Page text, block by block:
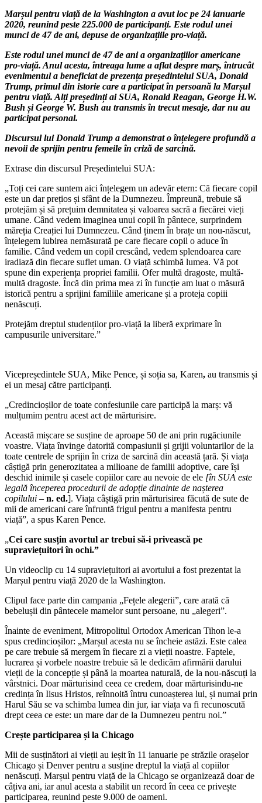
Marșul pentru viață de la Washington a avut loc pe 24 ianuarie
2020, reunind peste 225.000 de participanți. Este rodul unei
munci de 47 de ani, depuse de organizațiile pro-viață.
Este rodul unei munci de 47 de ani a organizațiilor americane
pro-viață. Anul acesta, întreaga lume a aflat despre marș, întrucât
evenimentul a beneficiat de prezența președintelui SUA, Donald
Trump, primul din istorie care a participat în persoană la Marșul
pentru viață. Alți președinți ai SUA, Ronald Reagan, George H.W.
Bush și George W. Bush au transmis în trecut mesaje, dar nu au
participat personal.
Discursul lui Donald Trump a demonstrat o înțelegere profundă a
nevoii de sprijin pentru femeile în criză de sarcină.
Extrase din discursul Președintelui SUA:
„Toți cei care suntem aici înțelegem un adevăr etern: Că fiecare copil
este un dar prețios și sfânt de la Dumnezeu. Împreună, trebuie să
protejăm și să prețuim demnitatea și valoarea sacră a fiecărei vieți
umane. Când vedem imaginea unui copil în pântece, surprindem
măreția Creației lui Dumnezeu. Când ținem în brațe un nou-născut,
înțelegem iubirea nemăsurată pe care fiecare copil o aduce în
familie. Când vedem un copil crescând, vedem splendoarea care
iradiază din fiecare suflet uman. O viață schimbă lumea. Vă pot
spune din experiența propriei familii. Ofer multă dragoste, multă-
multă dragoste. Încă din prima mea zi în funcție am luat o măsură
istorică pentru a sprijini familiile americane și a proteja copiii
nenăscuți.
Protejăm dreptul studenților pro-viață la liberă exprimare în
campusurile universitare.”
Vicepreședintele SUA, Mike Pence, și soția sa, Karen, au transmis și
ei un mesaj către participanți.
„Credincioșilor de toate confesiunile care participă la marș: vă
mulțumim pentru acest act de mărturisire.
Această mișcare se susține de aproape 50 de ani prin rugăciunile
voastre. Viața învinge datorită compasiunii și grijii voluntarilor de la
toate centrele de sprijin în criza de sarcină din această țară. Și viața
câștigă prin generozitatea a milioane de familii adoptive, care își
deschid inimile și casele copiilor care au nevoie de ele [în SUA este
legală începerea procedurii de adopție dinainte de nașterea
copilului – n. ed.]. Viața câștigă prin mărturisirea făcută de sute de
mii de americani care înfruntă frigul pentru a manifesta pentru
viață”, a spus Karen Pence.
„Cei care susțin avortul ar trebui să-i privească pe
supraviețuitori în ochi.”
Un videoclip cu 14 supraviețuitori ai avortului a fost prezentat la
Marșul pentru viață 2020 de la Washington.
Clipul face parte din campania „Fețele alegerii”, care arată că
bebelușii din pântecele mamelor sunt persoane, nu „alegeri”.
Înainte de eveniment, Mitropolitul Ortodox American Tihon le-a
spus credincioșilor: „Marșul acesta nu se încheie astăzi. Este calea
pe care trebuie să mergem în fiecare zi a vieții noastre. Faptele,
lucrarea și vorbele noastre trebuie să le dedicăm afirmării darului
vieții de la concepție și până la moartea naturală, de la nou-născuți la
vârstnici. Doar mărturisind ceea ce credem, doar mărturisindu-ne
credința în Iisus Hristos, reînnoită întru cunoașterea lui, și numai prin
Harul Său se va schimba lumea din jur, iar viața va fi recunoscută
drept ceea ce este: un mare dar de la Dumnezeu pentru noi.”
Crește participarea și la Chicago
Mii de susținători ai vieții au ieșit în 11 ianuarie pe străzile orașelor
Chicago și Denver pentru a susține dreptul la viață al copiilor
nenăscuți. Marșul pentru viață de la Chicago se organizează doar de
câțiva ani, iar anul acesta a stabilit un record în ceea ce privește
participarea, reunind peste 9.000 de oameni.